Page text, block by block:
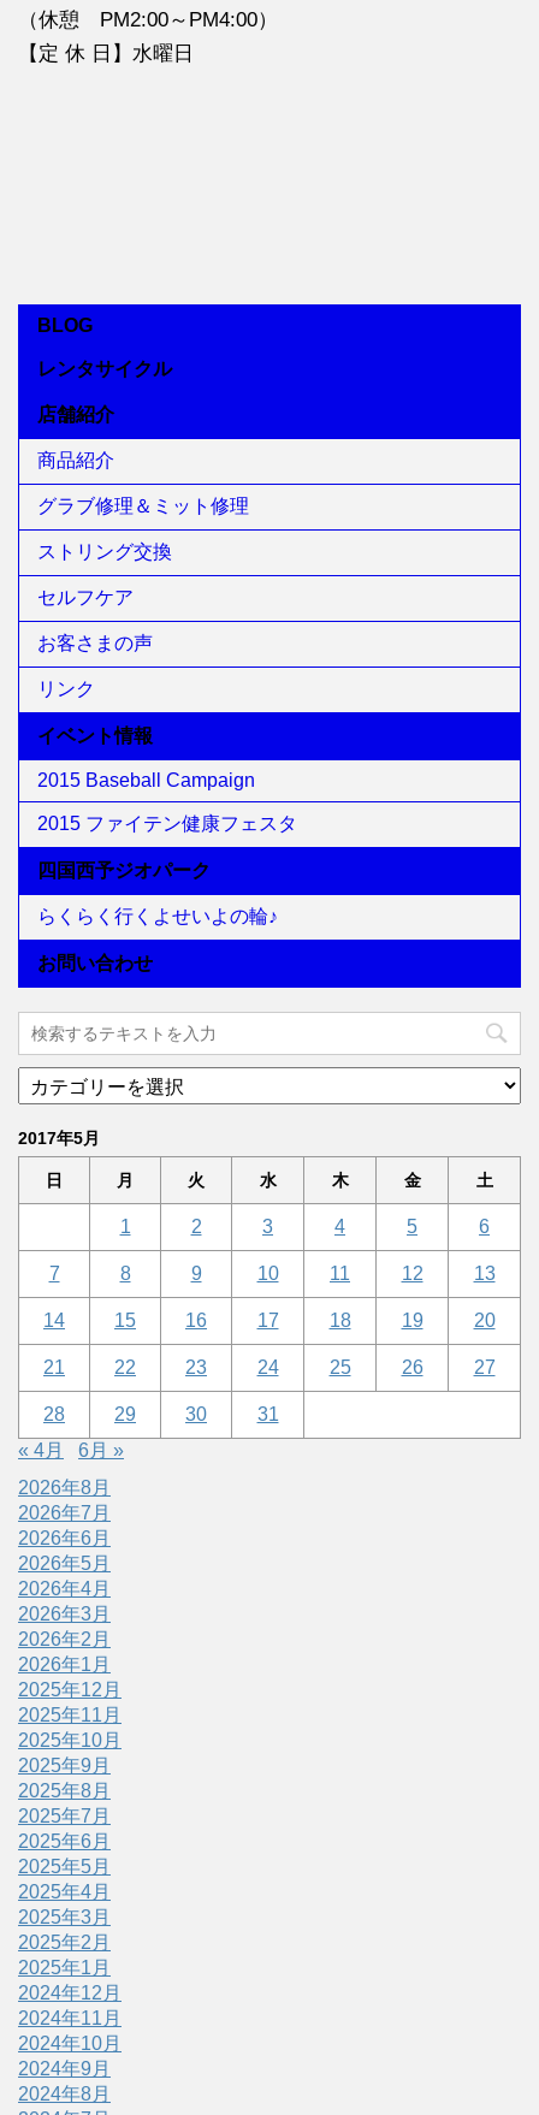
（休憩 PM2:00～PM4:00）
【定 休 日】水曜日
BLOG
レンタサイクル
店舗紹介
商品紹介
グラブ修理＆ミット修理
ストリング交換
セルフケア
お客さまの声
リンク
イベント情報
2015 Baseball Campaign
2015 ファイテン健康フェスタ
四国西予ジオパーク
らくらく行くよせいよの輪♪
お問い合わせ
2017年5月
日 月 火 水 木 金 土
1 2 3 4 5 6
7 8 9 10 11 12 13
14 15 16 17 18 19 20
21 22 23 24 25 26 27
28 29 30
31
« 4月
6月 »
2026年8月
2026年7月
2026年6月
2026年5月
2026年4月
2026年3月
2026年2月
2026年1月
2025年12月
2025年11月
2025年10月
2025年9月
2025年8月
2025年7月
2025年6月
2025年5月
2025年4月
2025年3月
2025年2月
2025年1月
2024年12月
2024年11月
2024年10月
2024年9月
2024年8月